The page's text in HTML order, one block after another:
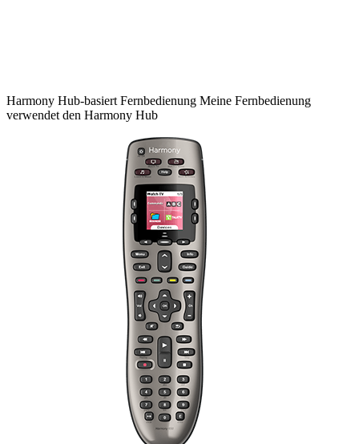
Harmony Hub-basiert Fernbedienung Meine Fernbedienung
verwendet den Harmony Hub